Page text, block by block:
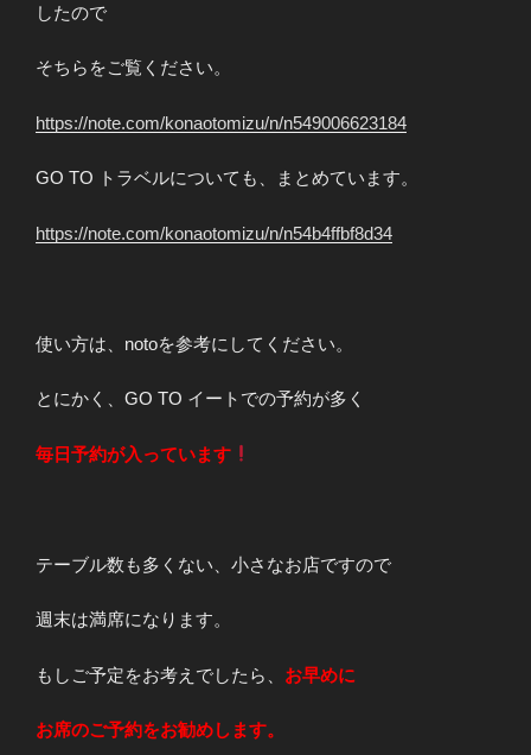
したので
そちらをご覧ください。
https://note.com/konaotomizu/n/n549006623184
GO TO トラベルについても、まとめています。
https://note.com/konaotomizu/n/n54b4ffbf8d34
使い方は、notoを参考にしてください。
とにかく、GO TO イートでの予約が多く
毎日予約が入っています
テーブル数も多くない、小さなお店ですので
週末は満席になります。
もしご予定をお考えでしたら、 お早めに
お席のご予約をお勧めします。